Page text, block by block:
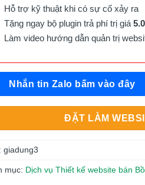
Hỗ trợ kỹ thuật khi có sự cố xảy ra
Tặng ngay bộ plugin trả phí trị giá
Làm video hướng dẫn quản trị
Nhắn tin Zalo bấm vào đây
ĐẶT LÀM
giadung3
mục: Dịch vụ Thiết kế website bán